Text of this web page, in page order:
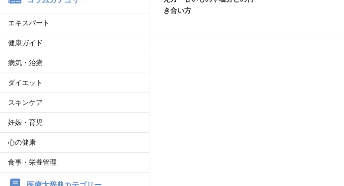
エキスパート
健康ガイド
病気・治療
ダイエット
スキンケア
妊娠・育児
心の健康
食事・栄養管理
き合い方